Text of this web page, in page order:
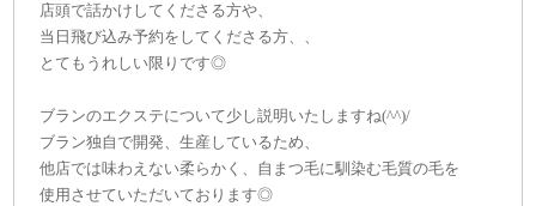
店頭で話かけしてくださる方や、
当日飛び込み予約をしてくださる方、、
とてもうれしい限りです◎
ブランのエクステについて少し説明いたしますね(^^)/
ブラン独自で開発、生産しているため、
他店では味わえない柔らかく、自まつ毛に馴染む毛質の毛を
使用させていただいております◎